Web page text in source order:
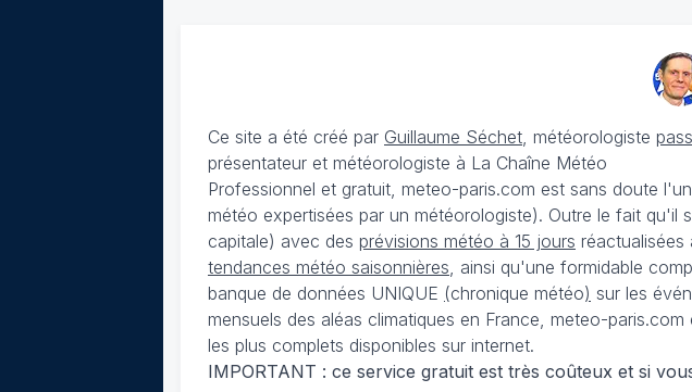
Ce site a été créé par Guillaume Séchet , météorologiste
présentateur et météorologiste à La Chaîne Météo
Professionnel et gratuit, meteo-paris.com est sans doute
météo expertisées par un météorologiste). Outre le fait
capitale) avec des prévisions météo à 15 jours réactualisées
tendances météo saisonnières , ainsi qu'une formidable
banque de données UNIQUE (chronique météo) sur les
mensuels des aléas climatiques en France, meteo-
les plus complets disponibles sur internet.
IMPORTANT : ce service gratuit est très coûteux et si